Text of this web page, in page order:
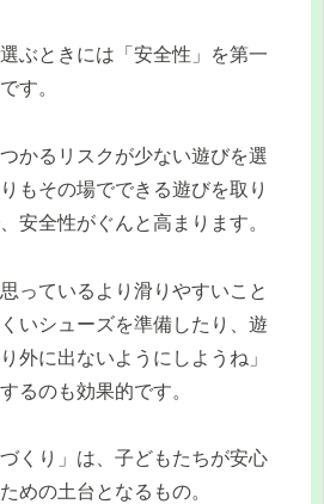
ぶときには「安全性」を第一
す。
かるリスクが少ない遊びを選
もその場でできる遊びを取り
安全性がぐんと高まります。
っているより滑りやすいこと
いシューズを準備したり、遊
外に出ないようにしようね」
るのも効果的です。
くり」は、子どもたちが安心
めの土台となるもの。